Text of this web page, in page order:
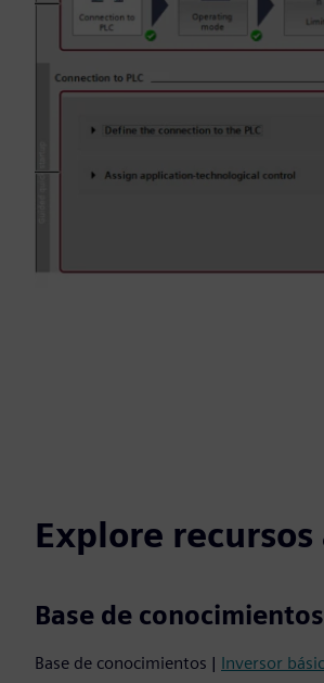
Explore
Base de conocimientos
Base de conocimientos | Inversor